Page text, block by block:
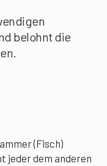
belohnt die
(Fisch)
jeder dem anderen